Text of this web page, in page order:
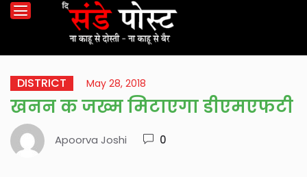
DISTRICT May 28, 2018
खनन क जख्म मिटाएगा डीएमएफटी
Apoorva Joshi 0